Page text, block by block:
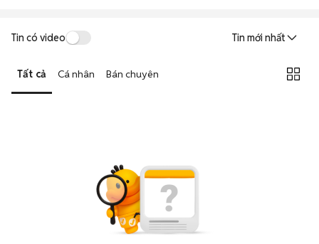
Tin có video Tin mới nhất
Tất cả Cá nhân Bán chuyên